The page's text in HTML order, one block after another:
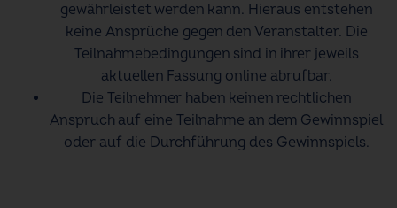
gewährleistet werden kann. Hieraus entstehen
keine Ansprüche gegen den Veranstalter. Die
Teilnahmebedingungen sind in ihrer jeweils
aktuellen Fassung online abrufbar.
Die Teilnehmer haben keinen rechtlichen
Anspruch auf eine Teilnahme an dem Gewinnspiel
oder auf die Durchführung des Gewinnspiels.